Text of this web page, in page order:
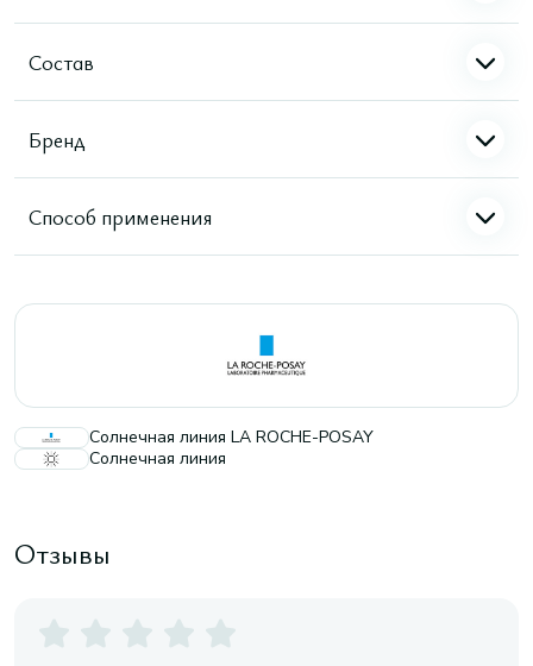
Состав
Бренд
Способ применения
Солнечная линия LA ROCHE-POSAY
Солнечная линия
Отзывы